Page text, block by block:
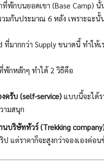
ที่พักบนยอดเขา (Base Camp)
มกันประมาณ 6 หลัง เพราะฉะนั้
ที่มากกว่า Supply ขนาดนี้ ทำให้
พักหลักๆ ทำได้ 2 วิธีคือ
งครับ (self-service) แบบนี้จะได้ร
ามสนุก
นบริษัททัวร์ (Trekking
ป แต่ราคาก็จะสูงกว่าจองเองค่อน